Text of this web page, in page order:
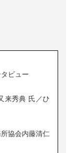
ビュー
来秀典 氏／ひ
協会内藤清仁